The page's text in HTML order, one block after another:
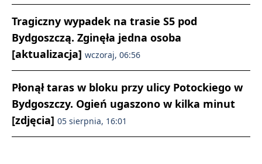
Tragiczny wypadek na trasie S5 pod
Bydgoszczą. Zginęła jedna osoba
[aktualizacja] wczoraj, 06:56
Płonął taras w bloku przy ulicy Potockiego w
Bydgoszczy. Ogień ugaszono w kilka minut
[zdjęcia] 05 sierpnia, 16:01